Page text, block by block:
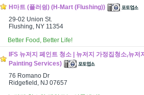
H마트 (플러슁) (H-Mart (Flushing))
29-02 Union St.
Flushing, NY 11354
Better Food, Better Life!
IFS 뉴저지 페인트 청소 | 뉴저지 가정집청소,뉴
Painting Services)
76 Romano Dr
Ridgefield, NJ 07657